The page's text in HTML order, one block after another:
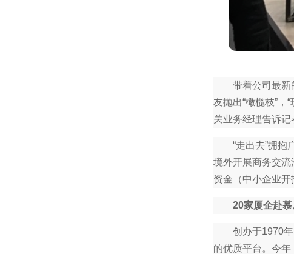
带着公司最新的
友抛出“橄榄枝”，
关业务经理告诉记
“走出去”拥抱广
境外开展商务交
资金（中小企业开
20家厦企赴慕
创办于1970年的
的优质平台。今